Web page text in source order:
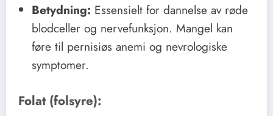
Betydning: Essensielt for dannelse av røde
blodceller og nervefunksjon. Mangel kan
føre til pernisiøs anemi og nevrologiske
symptomer.
Folat (folsyre):